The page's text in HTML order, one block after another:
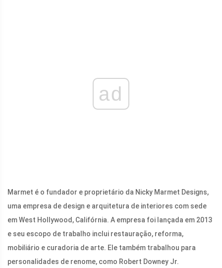
ad
Marmet é o fundador e proprietário da Nicky Marmet Designs,
uma empresa de design e arquitetura de interiores com sede
em West Hollywood, Califórnia. A empresa foi lançada em 2013
e seu escopo de trabalho inclui restauração, reforma,
mobiliário e curadoria de arte. Ele também trabalhou para
personalidades de renome, como Robert Downey Jr.